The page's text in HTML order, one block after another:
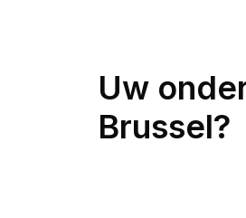
Uw
Brussel?